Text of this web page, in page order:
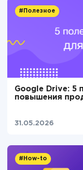
#Полезное
Google Drive: 5
повышения
31.05.2026
#How-to